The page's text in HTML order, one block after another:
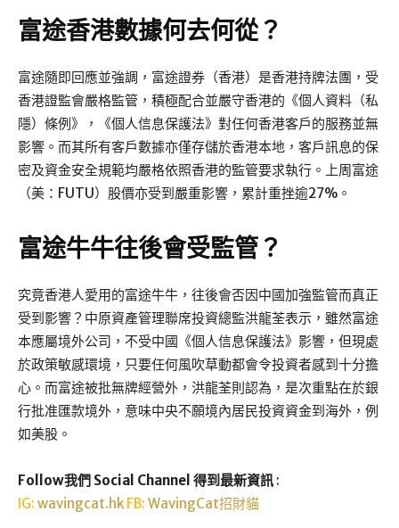
富途香港數據何去何從？
富途隨即回應並強調，富途證券（香港）是香港持牌法團，受
香港證監會嚴格監管，積極配合並嚴守香港的《個人資料（私
隱）條例》，《個人信息保護法》對任何香港客戶的服務並無
影響。而其所有客戶數據亦僅存儲於香港本地，客戶訊息的保
密及資金安全規範均嚴格依照香港的監管要求執行。上周富途
（美：FUTU）股價亦受到嚴重影響，累計重挫逾27%。
富途牛牛往後會受監管？
究竟香港人愛用的富途牛牛，往後會否因中國加強監管而真正
受到影響？中原資產管理聯席投資總監洪龍荃表示，雖然富途
本應屬境外公司，不受中國《個人信息保護法》影響，但現處
於政策敏感環境，只要任何風吹草動都會令投資者感到十分擔
心。而富途被批無牌經營外，洪龍荃則認為，是次重點在於銀
行批准匯款境外，意味中央不願境內居民投資資金到海外，例
如美股。
Follow我們 Social Channel 得到最新資訊 :
IG: wavingcat.hk FB: WavingCat招財貓